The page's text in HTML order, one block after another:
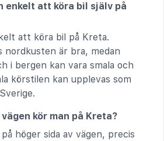
enkelt att köra bil själv på
att köra bil på Kreta.
nordkusten är bra, medan
i bergen kan vara smala och
körstilen kan upplevas som
kör man på Kreta?
höger sida av vägen, precis